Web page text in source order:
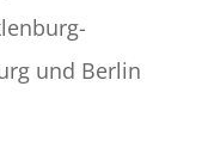
und Berlin